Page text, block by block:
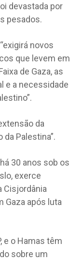
devastada por
pesados.
novos
que levem em
de Gaza, as
e a necessidade
da
Palestina”.
30 anos sob os
exerce
Cisjordânia
Gaza após luta
e o Hamas têm
sobre um